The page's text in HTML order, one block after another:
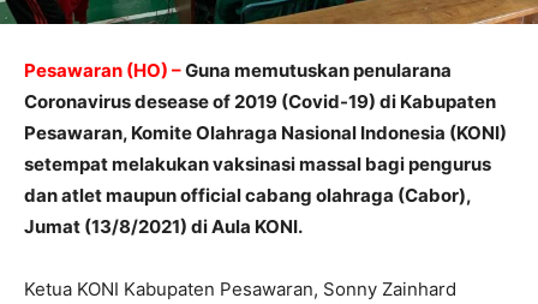
Pesawaran (HO) –Guna memutuskan penularana
Coronavirus desease of 2019 (Covid-19) di Kabupaten
Pesawaran, Komite Olahraga Nasional Indonesia (KONI)
setempat melakukan vaksinasi massal bagi pengurus
dan atlet maupun official cabang olahraga (Cabor),
Jumat (13/8/2021) di Aula KONI.
Ketua KONI Kabupaten Pesawaran, Sonny Zainhard